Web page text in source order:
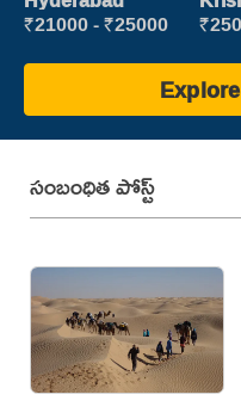
₹21000 - ₹25000
సంబంధిత పోస్ట్